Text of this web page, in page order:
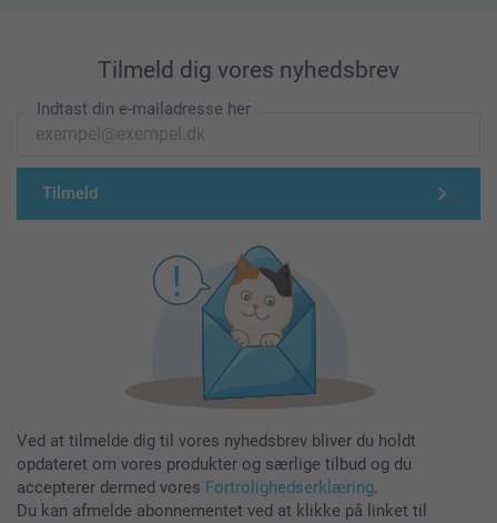
Tilmeld dig vores nyhedsbrev
Indtast din e-mailadresse her
Tilmeld
Ved at tilmelde dig til vores nyhedsbrev bliver du holdt
opdateret om vores produkter og særlige tilbud og du
accepterer dermed vores Fortrolighedserklæring.
Du kan afmelde abonnementet ved at klikke på linket til